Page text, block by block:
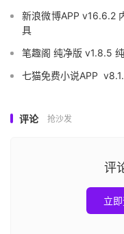
新浪微博APP v16.6.2
具
笔趣阁 纯净版 v1.8.5
七猫免费小说APP
评论 抢沙发
评
立